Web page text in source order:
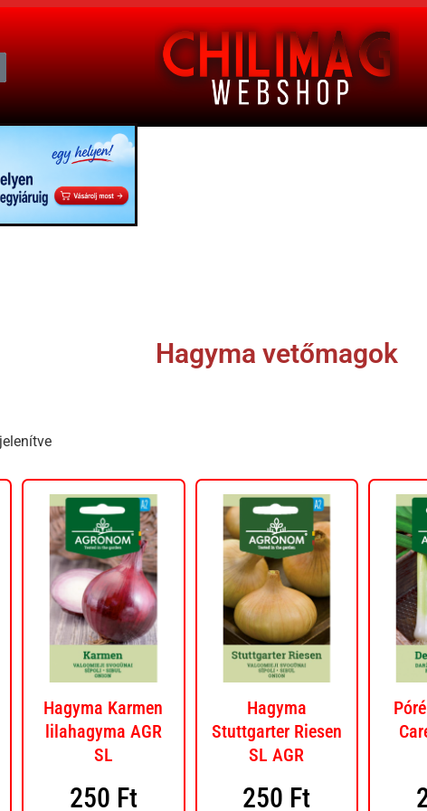
Hagyma vetőmagok
Hagyma Karmen
lilahagyma AGR
SL
250 Ft
Hagyma
Stuttgarter Riesen
SL AGR
250 Ft